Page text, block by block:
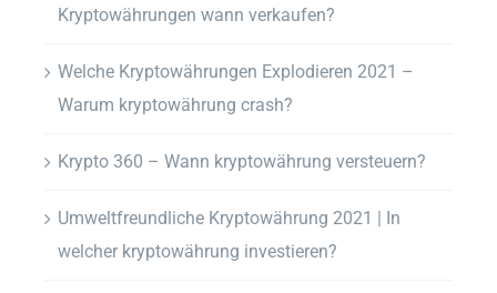
Kryptowährungen wann verkaufen?
Welche Kryptowährungen Explodieren 2021 –
Warum kryptowährung crash?
Krypto 360 – Wann kryptowährung versteuern?
Umweltfreundliche Kryptowährung 2021 | In
welcher kryptowährung investieren?